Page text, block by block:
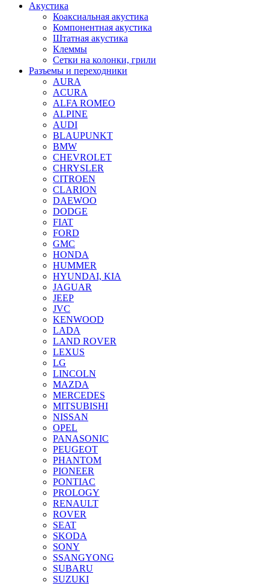
Акустика
Коаксиальная акустика
Компонентная акустика
Штатная акустика
Клеммы
Сетки на колонки, грили
Разъемы и переходники
AURA
ACURA
ALFA ROMEO
ALPINE
AUDI
BLAUPUNKT
BMW
CHEVROLET
CHRYSLER
CITROEN
CLARION
DAEWOO
DODGE
FIAT
FORD
GMC
HONDA
HUMMER
HYUNDAI, KIA
JAGUAR
JEEP
JVC
KENWOOD
LADA
LAND ROVER
LEXUS
LG
LINCOLN
MAZDA
MERCEDES
MITSUBISHI
NISSAN
OPEL
PANASONIC
PEUGEOT
PHANTOM
PIONEER
PONTIAC
PROLOGY
RENAULT
ROVER
SEAT
SKODA
SONY
SSANGYONG
SUBARU
SUZUKI